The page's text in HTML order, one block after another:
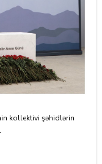
kollektivi şəhidlərin